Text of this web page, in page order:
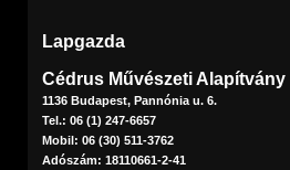
Lapgazda
Cédrus Művészeti Alapítvány
1136 Budapest, Pannónia u. 6.
Tel.: 06 (1) 247-6657
Mobil: 06 (30) 511-3762
Adószám: 18110661-2-41